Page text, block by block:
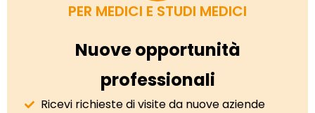
PER MEDICI E STUDI MEDICI
Nuove opportunità
professionali
Ricevi richieste di visite da nuove aziende